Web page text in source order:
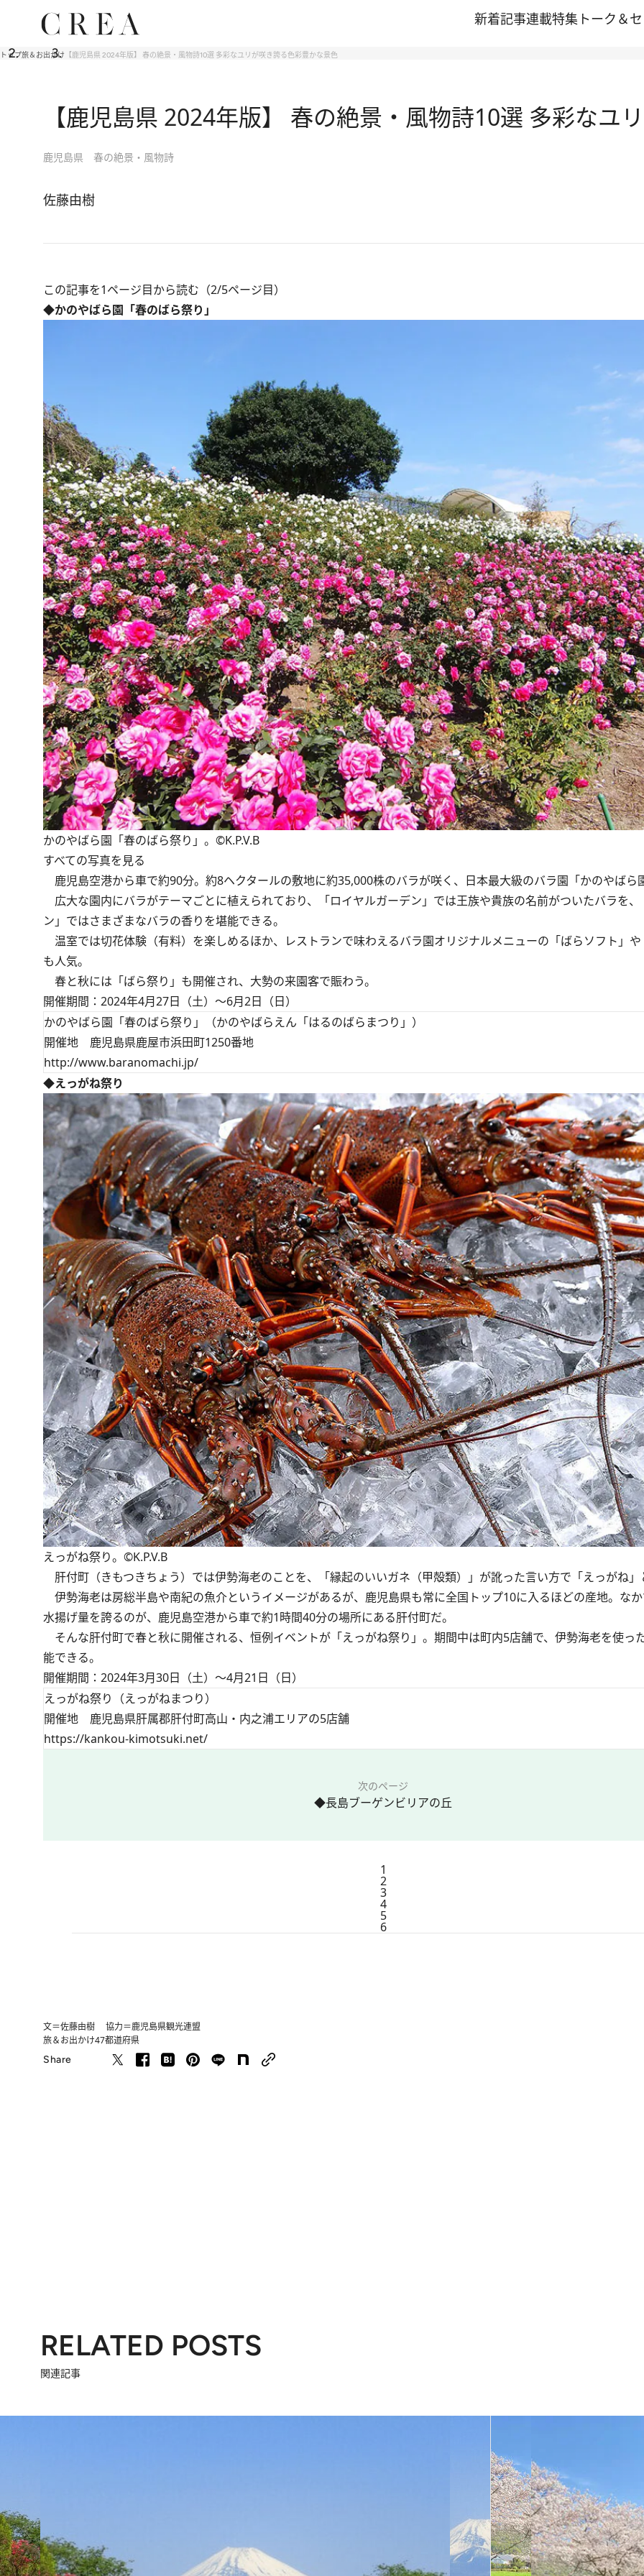
新着記事連載特集 トーク＆
トップ旅＆お出かけ 【鹿児島県 2024年版】 春の絶景・風物詩10選 多彩なユリが咲き誇る色彩豊かな景色
【鹿児島県 2024年版】 春の絶景・風物詩10選 多彩なユ
鹿児島県 春の絶景・風物詩
佐藤由樹
この記事を1ページ目から読む（2/5ページ目）
◆かのやばら園「春のばら祭り」
かのやばら園「春のばら祭り」。©K.P.V.B
すべての写真を見る
鹿児島空港から車で約90分。約8ヘクタールの敷地に約35,000株のバラが咲く、日本最大級のバラ園「かのやばら
広大な園内にバラがテーマごとに植えられており、「ロイヤルガーデン」では王族や貴族の名前がついたバラを
ン」ではさまざまなバラの香りを堪能できる。
温室では切花体験（有料）を楽しめるほか、レストランで味わえるバラ園オリジナルメニューの「ばらソフト」や
も人気。
春と秋には「ばら祭り」も開催され、大勢の来園客で賑わう。
開催期間：2024年4月27日（土）～6月2日（日）
かのやばら園「春のばら祭り」（かのやばらえん「はるのばらまつり」）
開催地 鹿児島県鹿屋市浜田町1250番地
http://www.baranomachi.jp/
◆えっがね祭り
えっがね祭り。©K.P.V.B
肝付町（きもつきちょう）では伊勢海老のことを、「縁起のいいガネ（甲殻類）」が訛った言い方で「えっがね」
伊勢海老は房総半島や南紀の魚介というイメージがあるが、鹿児島県も常に全国トップ10に入るほどの産地。な
水揚げ量を誇るのが、鹿児島空港から車で約1時間40分の場所にある肝付町だ。
そんな肝付町で春と秋に開催される、恒例イベントが「えっがね祭り」。期間中は町内5店舗で、伊勢海老を使っ
能できる。
開催期間：2024年3月30日（土）～4月21日（日）
えっがね祭り（えっがねまつり）
開催地 鹿児島県肝属郡肝付町高山・内之浦エリアの5店舗
https://kankou-kimotsuki.net/
次のページ
◆長島ブーゲンビリアの丘
1
2
3
4
5
6
文＝佐藤由樹 協力＝鹿児島県観光連盟
旅＆お出かけ47都道府県
Share
RELATED POSTS
関連記事